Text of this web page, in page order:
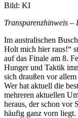
Bild: KI
Transparenzhinweis
Im australischen
Holt mich hier raus!“
auf das Finale am 8.
Hunger und Taktik
sich draußen vor
Wer hat aktuell die
mehreren aktuellen
heraus, der schon vor
häufig ganz vorn liegt.